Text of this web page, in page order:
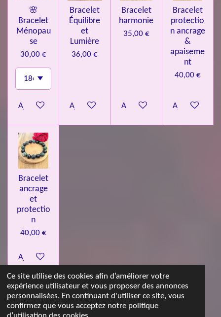
Ce site utilise des cookies afin d’améliorer votre
expérience utilisateur et vous proposer des annonces
personnalisées. En continuant d'utiliser ce site, vous
confirmez que vous acceptez notre politique
🌸
Bracelet
Ménopau
se
30,00 €
Ajouter au panier
Bracelet
Équilibre
et
Lumière
36,00 €
Ajouter au panier
Bracelet
harmonie
35,00 €
Ajouter au panier
Bracelet
protectio
n ancrage
&
apaiseme
nt
40,00 €
Ajouter au
Bracelet
ancrage
et
protectio
n
40,00 €
Ajouter au panier
© 2023 - 2026 Les jolies pierres d'Emma
Propulsé par Webador